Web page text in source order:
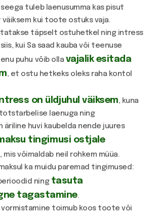
seega tuleb laenusumma kas pisut
väiksem kui toote ostuks vaja.
täpselt ostuhetkel ning intress
kui Sa saad kauba või teenuse
puhu võib olla vajalik esitada
, et ostu hetkeks oleks raha kontol
on üldjuhul väiksem, kuna
laenuga ning
äriline huvi kaubelda nende juures
tingimusi ostjale
, mis võimaldab neil rohkem müüa.
ka muidu paremad tingimused:
ning tasuta
tagastamine.
vormistamine toimub koos toote või